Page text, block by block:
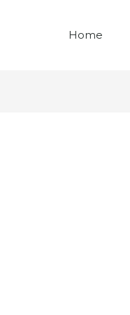
Home